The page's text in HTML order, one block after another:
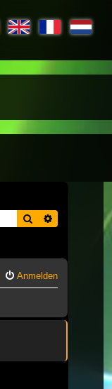
Suche Erweiterte
Anmelden